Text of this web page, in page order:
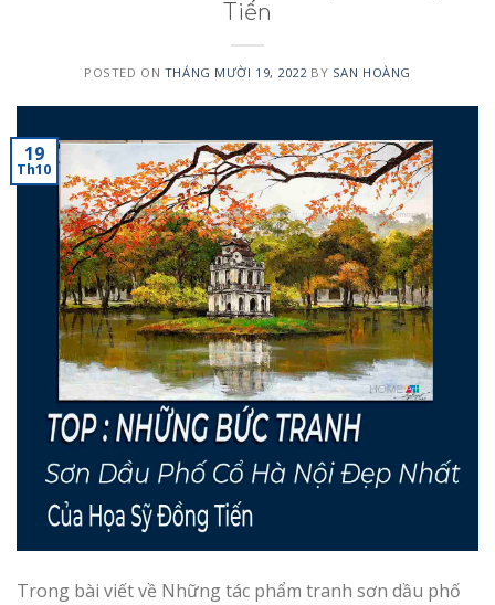
Tiến
POSTED ON THÁNG MƯỜI 19, 2022BY SAN HOÀNG
19
Th10
Trong bài viết về Những tác phẩm tranh sơn dầu phố